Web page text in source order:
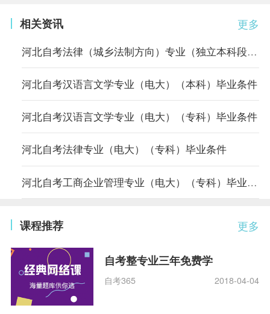
更多
相关资讯
河北自考法律（城乡法制方向）专业（独立本科段）毕业条件
河北自考汉语言文学专业（电大）（本科）毕业条件
河北自考汉语言文学专业（电大）（专科）毕业条件
河北自考法律专业（电大）（专科）毕业条件
河北自考工商企业管理专业（电大）（专科）毕业条件
更多
课程推荐
自考整专业三年免费学
自考365 2018-04-04